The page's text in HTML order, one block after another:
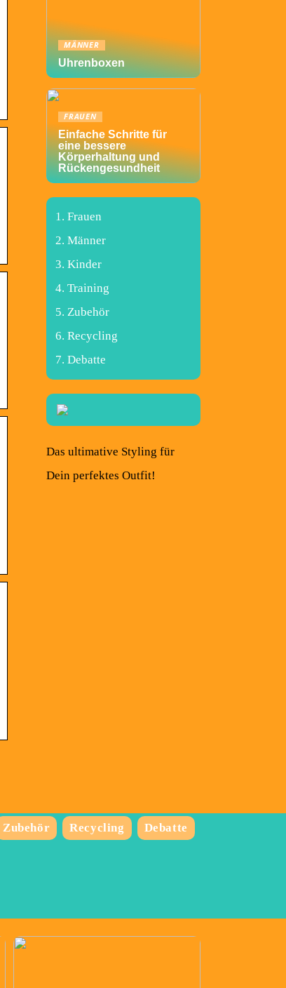
MÄNNER
Uhrenboxen
FRAUEN
Einfache Schritte für
eine bessere
Körperhaltung und
Rückengesundheit
Frauen
Männer
Kinder
Training
Zubehör
Recycling
Debatte
Das ultimative Styling für
Dein perfektes Outfit!
Zubehör Recycling Debatte